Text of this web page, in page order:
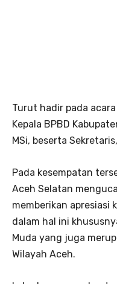
Turut hadir pada
Kepala BPBD
MSi, beserta
Pada kesempatan
Aceh Selatan
memberikan apresiasi
dalam hal ini
Muda yang juga
Wilayah Aceh.